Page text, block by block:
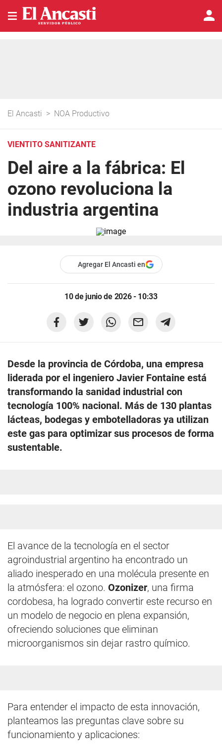
El Ancasti > NOA Productivo
VIENTITO SANITIZANTE
Del aire a la fábrica: El
ozono revoluciona la
industria argentina
Agregar El Ancasti en
10 de junio de 2026 - 10:33
Desde la provincia de Córdoba, una empresa
liderada por el ingeniero Javier Fontaine está
transformando la sanidad industrial con
tecnología 100% nacional. Más de 130 plantas
lácteas, bodegas y embotelladoras ya utilizan
este gas para optimizar sus procesos de forma
sustentable.
El avance de la tecnología en el sector
agroindustrial argentino ha encontrado un
aliado inesperado en una molécula presente en
la atmósfera: el ozono. Ozonizer, una firma
cordobesa, ha logrado convertir este recurso en
un modelo de negocio en plena expansión,
ofreciendo soluciones que eliminan
microorganismos sin dejar rastro químico.
Para entender el impacto de esta innovación,
planteamos las preguntas clave sobre su
funcionamiento y aplicaciones: